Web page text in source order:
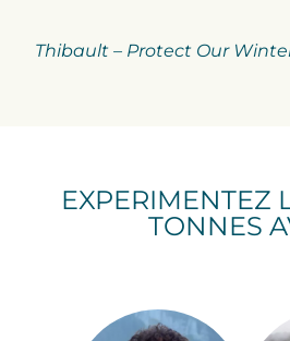
Thibault – Protect Our
EXPERIMENTEZ
TONNES